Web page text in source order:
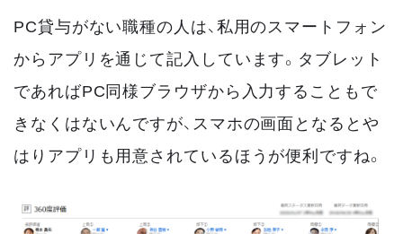
PC貸与がない職種の人は、私用のスマートフォン
からアプリを通じて記入しています。タブレット
であればPC同様ブラウザから入力することもで
きなくはないんですが、スマホの画面となるとや
はりアプリも用意されているほうが便利ですね。